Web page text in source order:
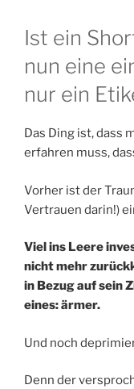
Ist ein
nun eine
nur ein
Das Ding ist, dass
erfahren muss,
Vorher ist der
Vertrauen darin!)
Viel ins Leere
nicht mehr
in Bezug auf sein
eines: ärmer.
Und noch
Denn der